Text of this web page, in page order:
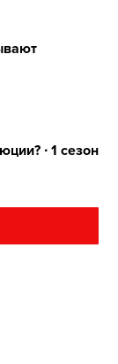
∙ 1 сезон